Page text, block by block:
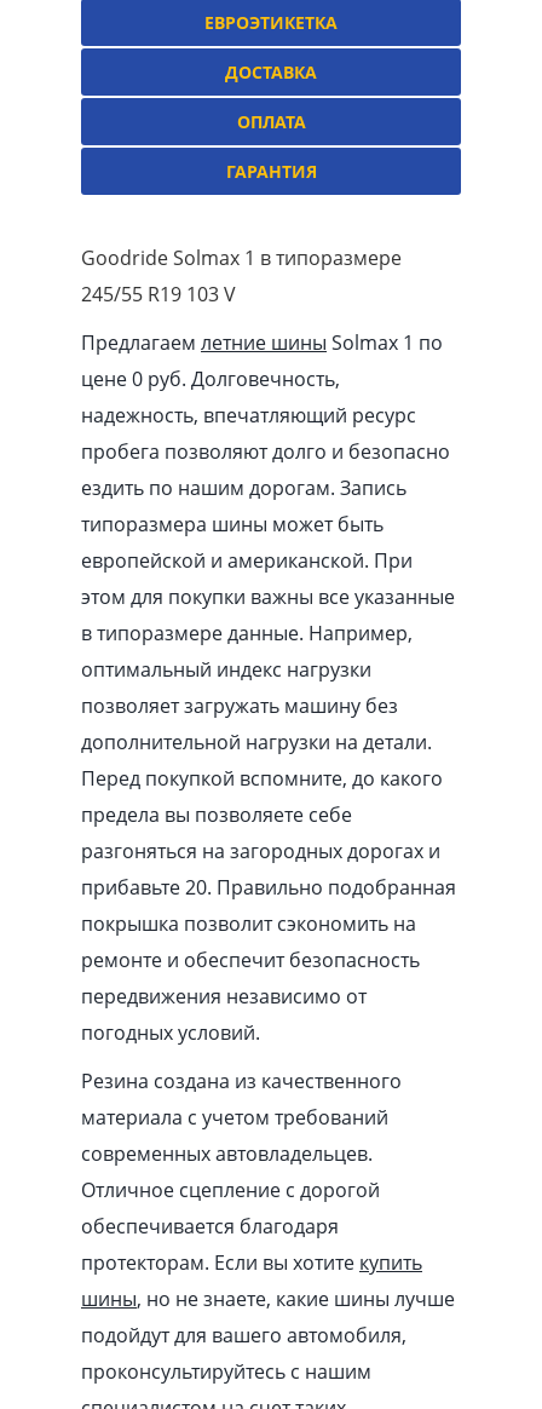
ЕВРОЭТИКЕТКА
ДОСТАВКА
ОПЛАТА
ГАРАНТИЯ
Goodride Solmax 1 в типоразмере
245/55 R19 103 V
Предлагаем летние шины Solmax 1 по
цене 0 руб. Долговечность,
надежность, впечатляющий ресурс
пробега позволяют долго и безопасно
ездить по нашим дорогам. Запись
типоразмера шины может быть
европейской и американской. При
этом для покупки важны все указанные
в типоразмере данные. Например,
оптимальный индекс нагрузки
позволяет загружать машину без
дополнительной нагрузки на детали.
Перед покупкой вспомните, до какого
предела вы позволяете себе
разгоняться на загородных дорогах и
прибавьте 20. Правильно подобранная
покрышка позволит сэкономить на
ремонте и обеспечит безопасность
передвижения независимо от
погодных условий.
Резина создана из качественного
материала с учетом требований
современных автовладельцев.
Отличное сцепление с дорогой
обеспечивается благодаря
протекторам. Если вы хотите купить
шины, но не знаете, какие шины лучше
подойдут для вашего автомобиля,
проконсультируйтесь с нашим